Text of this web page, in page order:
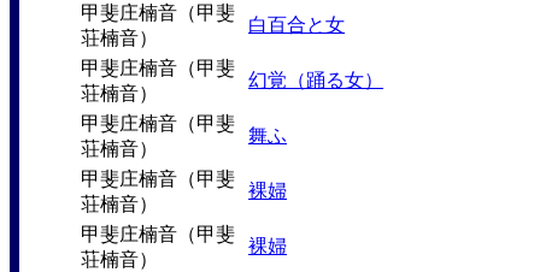
甲斐庄楠音（甲斐
荘楠音）
白百合と女
甲斐庄楠音（甲斐
荘楠音）
幻覚（踊る女）
甲斐庄楠音（甲斐
荘楠音）
舞ふ
甲斐庄楠音（甲斐
荘楠音）
裸婦
甲斐庄楠音（甲斐
荘楠音）
裸婦